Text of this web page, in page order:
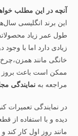
آنچه در این مطلب
این برند انگلیسی
طول عمر زیاد
زیادی دارد اما با وجود
خانگی مانند
ممکن است باعث بروز
مراجعه به نمایندگی
در نمایندگی
دیده و با استفاده از
مانند روز اول کار کند